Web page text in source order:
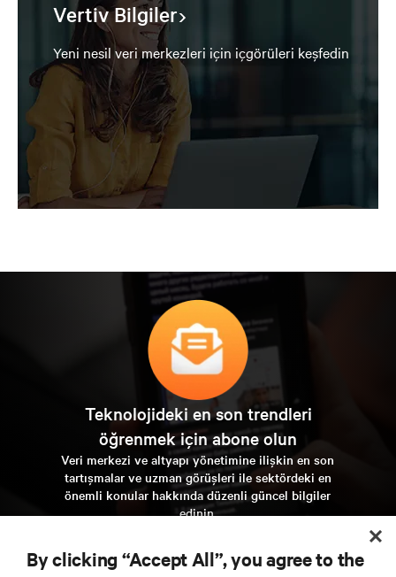
Vertiv Bilgiler
Yeni nesil veri merkezleri için içgörüleri keşfedin
Teknolojideki en son trendleri
öğrenmek için abone olun
Veri merkezi ve altyapı yönetimine ilişkin en son
tartışmalar ve uzman görüşleri ile sektördeki en
önemli konular hakkında düzenli güncel bilgiler
edinin.
şi̇mdi̇ kaydolun
By clicking “Accept All”, you agree to the